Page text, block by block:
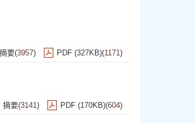
摘要(3957) PDF (327KB)(1171)
摘要(3141) PDF (170KB)(604)